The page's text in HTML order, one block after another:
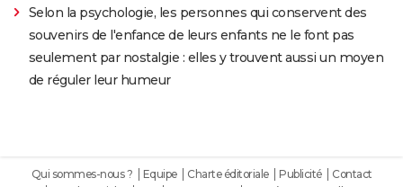
Selon la psychologie, les personnes qui conservent des
souvenirs de l'enfance de leurs enfants ne le font pas
seulement par nostalgie : elles y trouvent aussi un moyen
de réguler leur humeur
Qui sommes-nous ? Equipe Charte éditoriale Publicité
Contact